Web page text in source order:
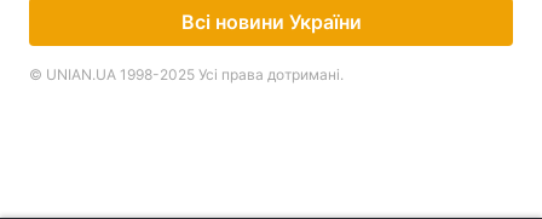
Всі новини України
© UNIAN.UA 1998-2025 Усі права дотримані.